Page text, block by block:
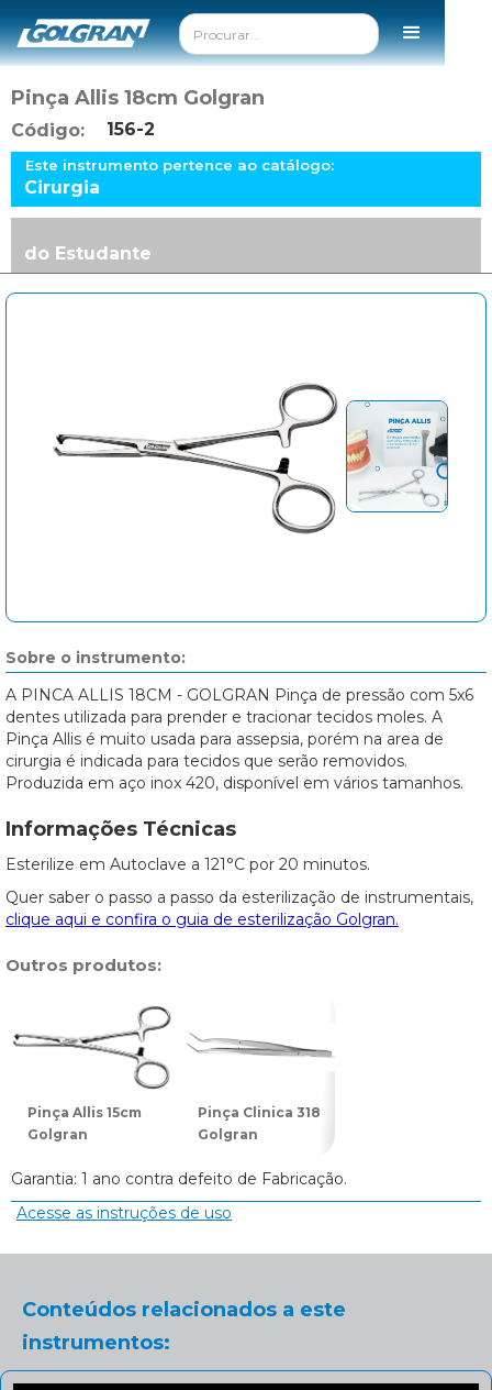
Pinça Allis 18cm Golgran
Código: 156-2
Este instrumento pertence ao catálogo:
Cirurgia
do Estudante
Sobre o instrumento:
A PINCA ALLIS 18CM - GOLGRAN Pinça de pressão com 5x6
dentes utilizada para prender e tracionar tecidos moles. A
Pinça Allis é muito usada para assepsia, porém na area de
cirurgia é indicada para tecidos que serão removidos.
Produzida em aço inox 420, disponível em vários tamanhos.
Informações Técnicas
Esterilize em Autoclave a 121°C por 20 minutos.
Quer saber o passo a passo da esterilização de instrumentais,
clique aqui e confira o guia de esterilização Golgran.
Outros produtos:
Pinça Allis 15cm
Golgran
Pinça Clinica 318
Golgran
Garantia: 1 ano contra defeito de Fabricação.
Acesse as instruções de uso
Conteúdos relacionados a este
instrumentos: